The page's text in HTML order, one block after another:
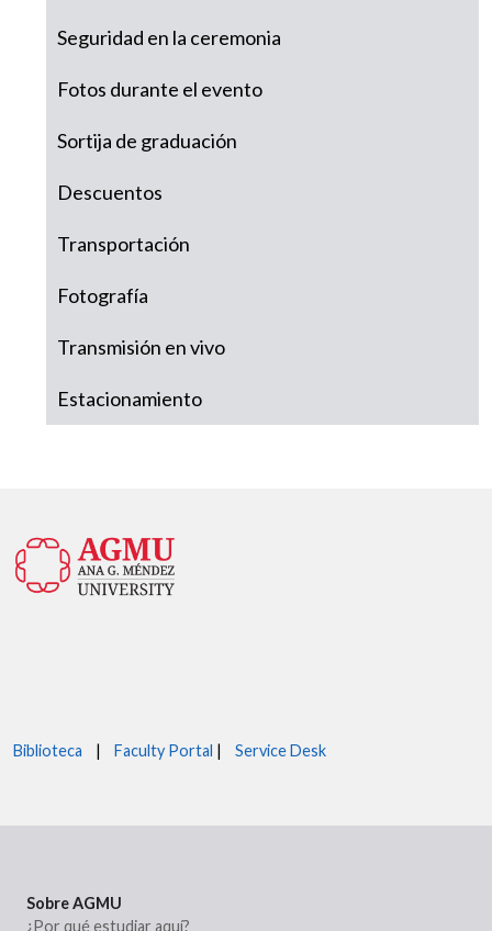
Seguridad en la ceremonia
Fotos durante el evento
Sortija de graduación
Descuentos
Transportación
Fotografía
Transmisión en vivo
Estacionamiento
Biblioteca | Faculty Portal | Service Desk
Sobre AGMU
¿Por qué estudiar aquí?